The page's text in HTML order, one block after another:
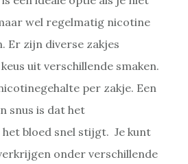
wel regelmatig nicotine
Er zijn diverse zakjes
uit verschillende smaken.
per zakje. Een
snus is dat het
bloed snel stijgt. Je kunt
onder verschillende